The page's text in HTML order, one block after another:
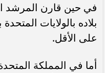
في حين قارن المرشد
بلاده بالولايات
على الأقل.
أما في المملكة